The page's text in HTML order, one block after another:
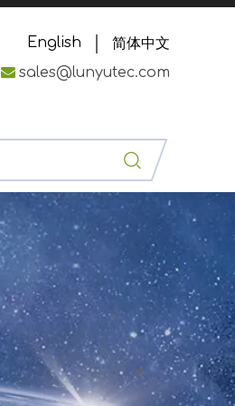
English 简体中文
 sales@lunyutec.com